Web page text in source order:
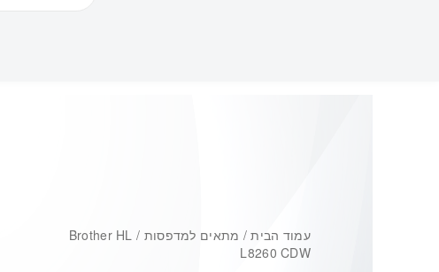
עמוד הבית
/ מתאים למדפסות / Brother HL
L8260 CDW